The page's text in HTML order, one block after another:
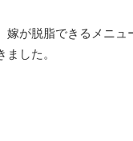
が脱脂できるメニ
した。